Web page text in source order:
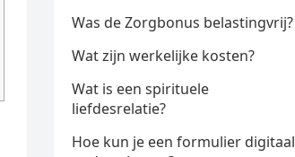
Was de Zorgbonus belastingvrij?
Wat zijn werkelijke kosten?
Wat is een spirituele
liefdesrelatie?
Hoe kun je een formulier digitaal